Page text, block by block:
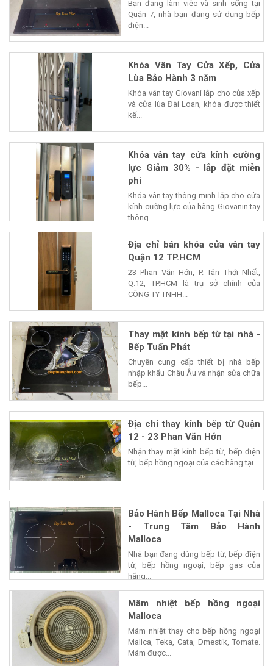
Bạn đang làm việc và sinh sống tại
Quận 7, nhà bạn đang sử dụng bếp
điện...
Khóa Vân Tay Cửa Xếp, Cửa
Lùa Bảo Hành 3 năm
Khóa vân tay Giovani lắp cho của xếp
và cửa lùa Đài Loan, khóa được thiết
kế...
Khóa vân tay cửa kính cường
lực Giảm 30% - lắp đặt miễn
phí
Khóa vân tay thông minh lắp cho cửa
kính cường lực của hãng Giovanin tay
thông...
Địa chỉ bán khóa cửa vân tay
Quận 12 TP.HCM
23 Phan Văn Hớn, P. Tân Thới Nhất,
Q.12, TP.HCM là trụ sở chính của
CÔNG TY TNHH...
Thay mặt kính bếp từ tại nhà -
Bếp Tuấn Phát
Chuyên cung cấp thiết bị nhà bếp
nhập khẩu Châu Âu và nhận sửa chữa
bếp...
Địa chỉ thay kính bếp từ Quận
12 - 23 Phan Văn Hớn
Nhận thay mặt kính bếp từ, bếp điện
từ, bếp hồng ngoại của các hãng tại...
Bảo Hành Bếp Malloca Tại Nhà
- Trung Tâm Bảo Hành
Malloca
Nhà bạn đang dùng bếp từ, bếp điện
từ, bếp hồng ngoại, bếp gas của
hãng...
Mâm nhiệt bếp hồng ngoại
Malloca
Mâm nhiệt thay cho bếp hồng ngoại
Mallca, Teka, Cata, Dmestik, Tomate.
Mâm được...